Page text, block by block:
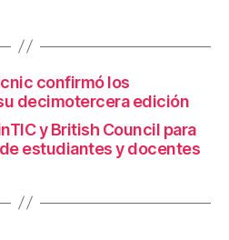
tir
confirmó los
decimotercera edición
y British Council para
estudiantes y docentes